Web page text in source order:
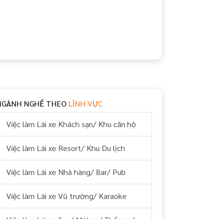
NGHỀ THEO LĨNH VỰC
Việc làm Lái xe Khách sạn/ Khu căn hộ
Việc làm Lái xe Resort/ Khu Du lịch
Việc làm Lái xe Nhà hàng/ Bar/ Pub
Việc làm Lái xe Vũ trường/ Karaoke